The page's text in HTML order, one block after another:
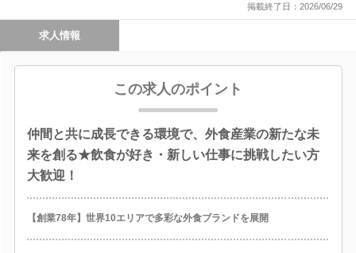
掲載終了日：2026/06/29
求人情報
この求人のポイント
仲間と共に成長できる環境で、外食産業の新たな未
来を創る★飲食が好き・新しい仕事に挑戦したい方
大歓迎！
【創業78年】世界10エリアで多彩な外食ブランドを展開